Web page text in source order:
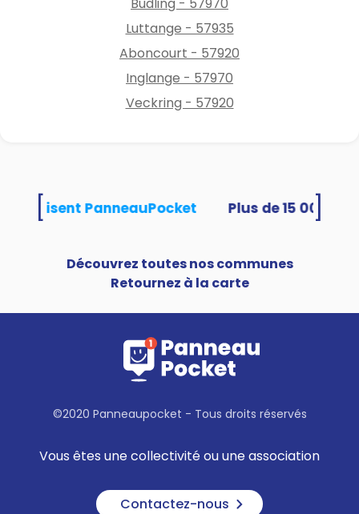
Luttange - 57935
Aboncourt - 57920
Inglange - 57970
Veckring - 57920
utilisent PanneauPocket
Découvrez toutes nos communes
Retournez à la carte
©2020 Panneaupocket - Tous droits réservés
Vous êtes une collectivité ou une association
Contactez-nous